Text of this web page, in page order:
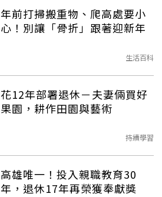
年前打掃搬重物、爬高處要小
心！別讓「骨折」跟著迎新年
生活百科
花12年部署退休－夫妻倆買好
果園，耕作田園與藝術
持續學習
高雄唯一！投入親職教育30
年，退休17年再榮獲奉獻獎